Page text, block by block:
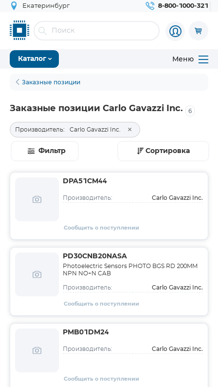
Екатеринбург 8-800-1000-321
Каталог Меню
Заказные позиции
Заказные позиции Carlo Gavazzi Inc. 6
Производитель: Carlo Gavazzi Inc. ×
Фильтр Сортировка
DPA51CM44
Производитель: Carlo Gavazzi Inc.
Сообщить о поступлении
PD30CNB20NASA
Photoelectric Sensors PHOTO BGS RD 200MM
NPN NO+N CAB
Производитель: Carlo Gavazzi Inc.
Сообщить о поступлении
PMB01DM24
Производитель: Carlo Gavazzi Inc.
Сообщить о поступлении